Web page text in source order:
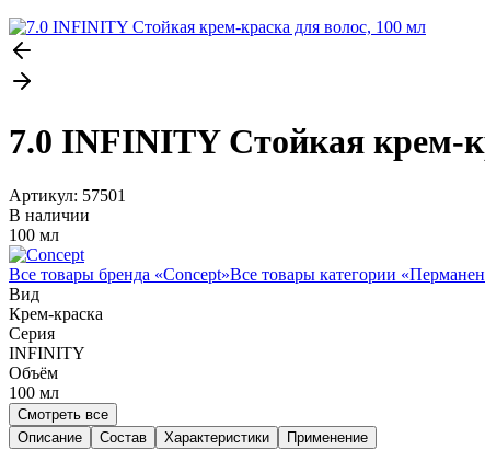
7.0 INFINITY Стойкая крем-
Артикул: 57501
В наличии
100 мл
Все товары бренда «Concept»Все товары категории «
Вид
Крем-краска
Серия
INFINITY
Объём
100 мл
Смотреть все
Описание
Состав Характеристики Применение